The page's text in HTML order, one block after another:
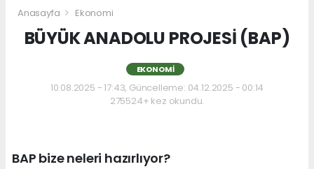
Anasayfa Ekonomi
BÜYÜK ANADOLU PROJESİ (BAP)
EKONOMI
10.08.2025 - 17:43, Güncelleme: 04.12.2025 - 00:14
275524+ kez okundu.
BAP bize neleri hazırlıyor?